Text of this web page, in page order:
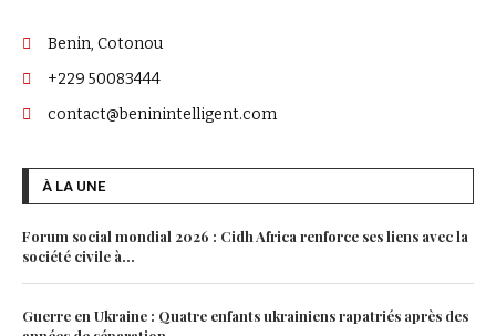
Benin, Cotonou
+229 50083444
contact@beninintelligent.com
À LA UNE
Forum social mondial 2026 : Cidh Africa renforce ses liens avec la
société civile à...
Guerre en Ukraine : Quatre enfants ukrainiens rapatriés après des